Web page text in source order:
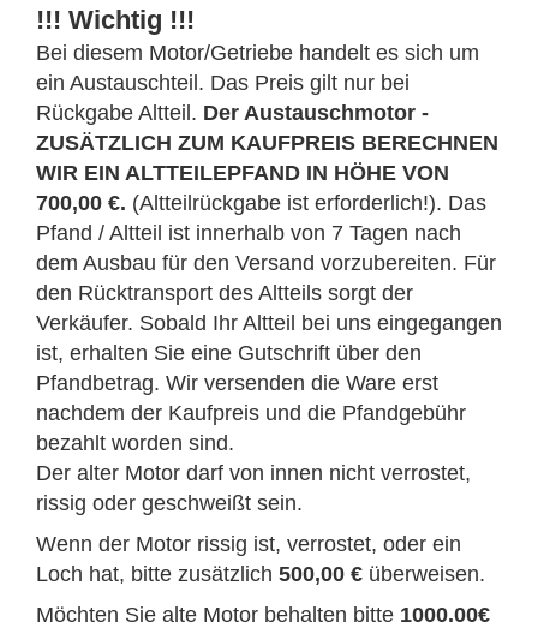
!!! Wichtig !!!
Bei diesem Motor/Getriebe handelt es sich um
ein Austauschteil. Das Preis gilt nur bei
Rückgabe Altteil. Der Austauschmotor -
ZUSÄTZLICH ZUM KAUFPREIS BERECHNEN
WIR EIN ALTTEILEPFAND IN HÖHE VON
700,00 €. (Altteilrückgabe ist erforderlich!). Das
Pfand / Altteil ist innerhalb von 7 Tagen nach
dem Ausbau für den Versand vorzubereiten. Für
den Rücktransport des Altteils sorgt der
Verkäufer. Sobald Ihr Altteil bei uns eingegangen
ist, erhalten Sie eine Gutschrift über den
Pfandbetrag. Wir versenden die Ware erst
nachdem der Kaufpreis und die Pfandgebühr
bezahlt worden sind.
Der alter Motor darf von innen nicht verrostet,
rissig oder geschweißt sein.
Wenn der Motor rissig ist, verrostet, oder ein
Loch hat, bitte zusätzlich 500,00 € überweisen.
Möchten Sie alte Motor behalten bitte 1000.00€